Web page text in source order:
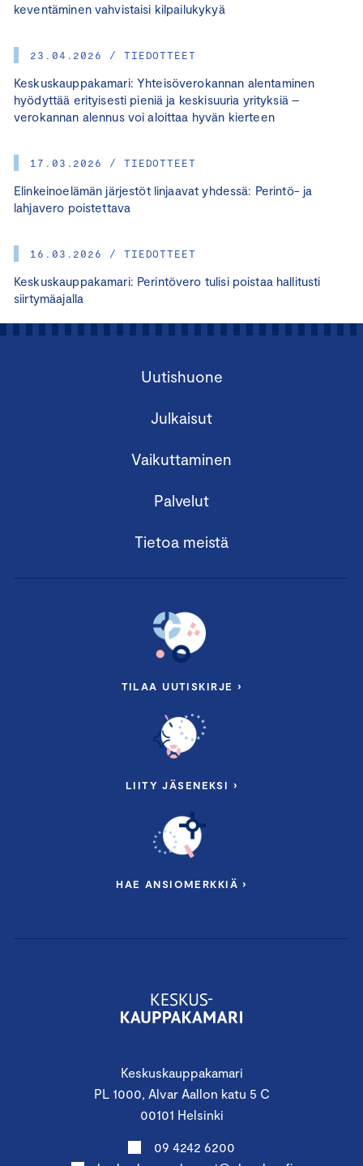
keventäminen vahvistaisi kilpailukykyä
23.04.2026 / TIEDOTTEET
Keskuskauppakamari: Yhteisöverokannan alentaminen
hyödyttää erityisesti pieniä ja keskisuuria yrityksiä –
verokannan alennus voi aloittaa hyvän kierteen
17.03.2026 / TIEDOTTEET
Elinkeinoelämän järjestöt linjaavat yhdessä: Perintö- ja
lahjavero poistettava
16.03.2026 / TIEDOTTEET
Keskuskauppakamari: Perintövero tulisi poistaa hallitusti
siirtymäajalla
Keskuskauppakamari
PL 1000, Alvar Aallon katu 5 C
00101 Helsinki
09 4242 6200
Uutishuone
Julkaisut
Vaikuttaminen
Palvelut
Tietoa meistä
TILAA UUTISKIRJE ›
LIITY JÄSENEKSI ›
HAE ANSIOMERKKIÄ ›